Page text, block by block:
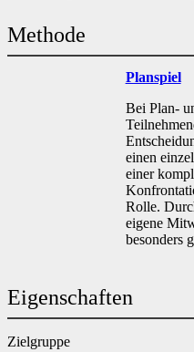
Methode
Planspiel
Bei Plan-
einen
einer
Rolle.
eigene
besonders
Eigenschaften
Zielgruppe